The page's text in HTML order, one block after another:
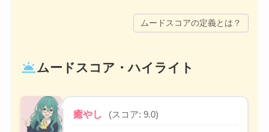
ムードスコアの定義とは？
wb_twilightムードスコア・ハイライト
癒やし (スコア: 9.0)